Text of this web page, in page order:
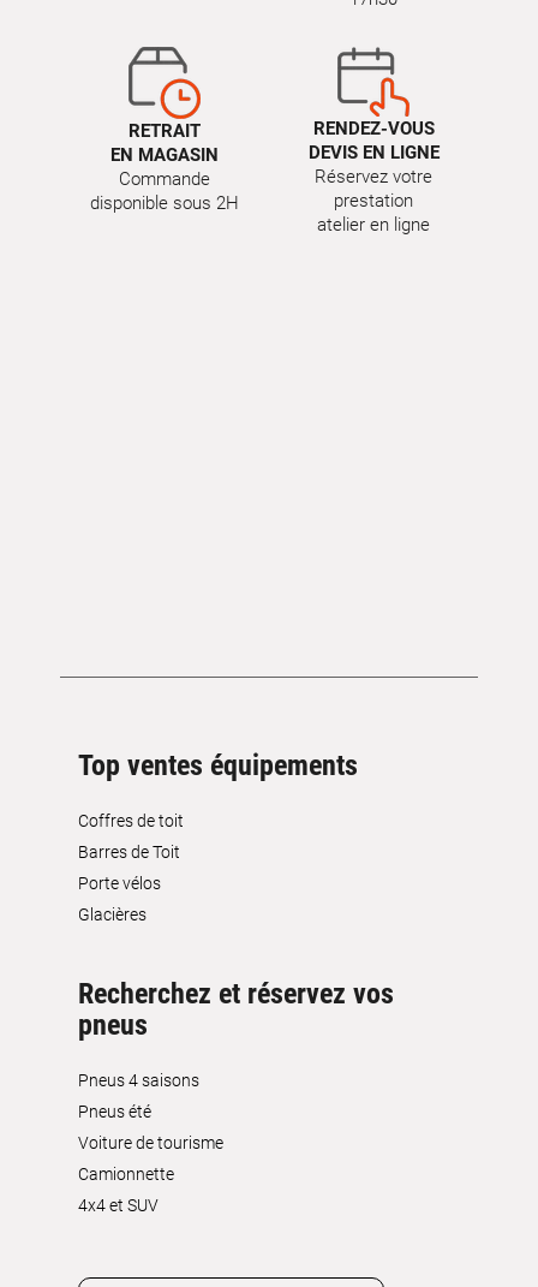
RETRAIT
EN MAGASIN
Commande
disponible sous 2H
RENDEZ-VOUS
DEVIS EN LIGNE
Réservez votre
prestation
atelier en ligne
Top ventes équipements
Coffres de toit
Barres de Toit
Porte vélos
Glacières
Recherchez et réservez vos
pneus
Pneus 4 saisons
Pneus été
Voiture de tourisme
Camionnette
4x4 et SUV